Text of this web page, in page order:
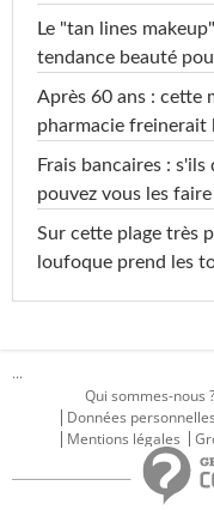
Le "tan lines
tendance beauté
Après 60 ans : cette
pharmacie freinerait
Frais bancaires :
pouvez vous les
Sur cette plage très
loufoque prend les
...
Qui sommes-nous ?
Données personnelles
Mentions légales